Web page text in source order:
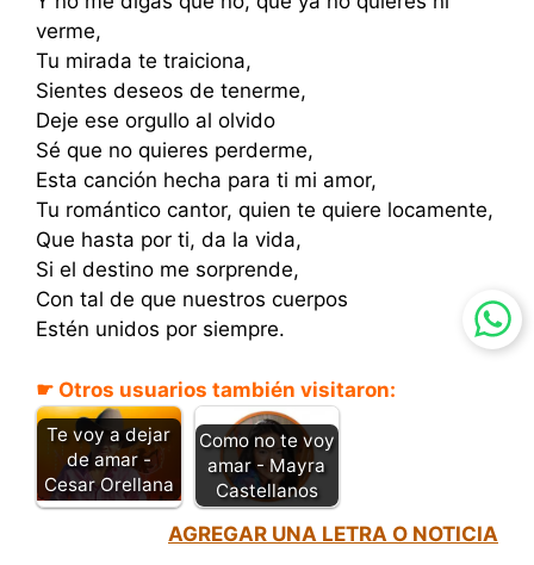
verme,
Tu mirada te traiciona,
Sientes deseos de tenerme,
Deje ese orgullo al olvido
Sé que no quieres perderme,
Esta canción hecha para ti mi amor,
Tu romántico cantor, quien te quiere locamente,
Que hasta por ti, da la vida,
Si el destino me sorprende,
Con tal de que nuestros cuerpos
Estén unidos por siempre.
☛ Otros usuarios también visitaron:
Te voy a dejar
de amar -
Cesar Orellana
Como no te voy
amar - Mayra
Castellanos
AGREGAR UNA LETRA O NOTICIA